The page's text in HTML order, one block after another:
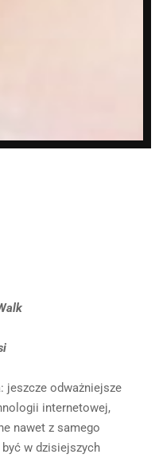
jeszcze odważniejsze
internetowej,
nawet z samego
w dzisiejszych